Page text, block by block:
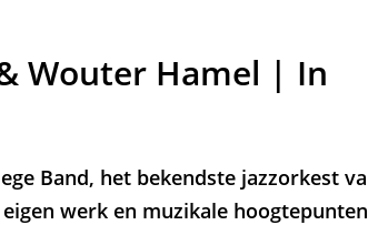
Wouter Hamel | In
Band, het bekendste jazzorkest
werk en muzikale